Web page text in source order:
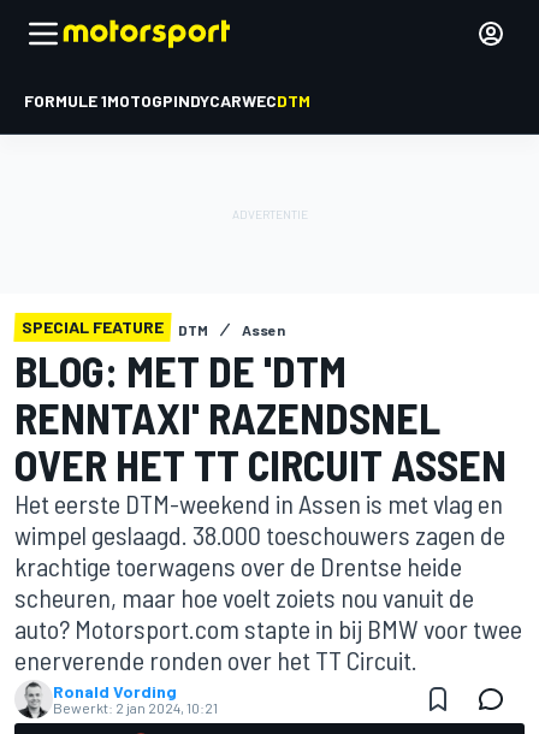
FORMULE 1MOTOGPINDYCARWECDTM
SPECIAL FEATURE DTM Assen
BLOG: MET DE 'DTM
RENNTAXI' RAZENDSNEL
OVER HET TT CIRCUIT ASSEN
Het eerste DTM-weekend in Assen is met vlag en
wimpel geslaagd. 38.000 toeschouwers zagen de
krachtige toerwagens over de Drentse heide
scheuren, maar hoe voelt zoiets nou vanuit de
auto? Motorsport.com stapte in bij BMW voor twee
enerverende ronden over het TT Circuit.
Ronald Vording
Bewerkt: 2 jan 2024, 10:21